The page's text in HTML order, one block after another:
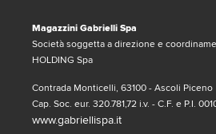
Magazzini Gabrielli Spa
Società soggetta a direzione e
HOLDING Spa
Contrada Monticelli, 63100 - Ascoli Piceno
Cap. Soc. eur. 320.781,72 i.v. - C.F. e P.I.
www.gabriellispa.it